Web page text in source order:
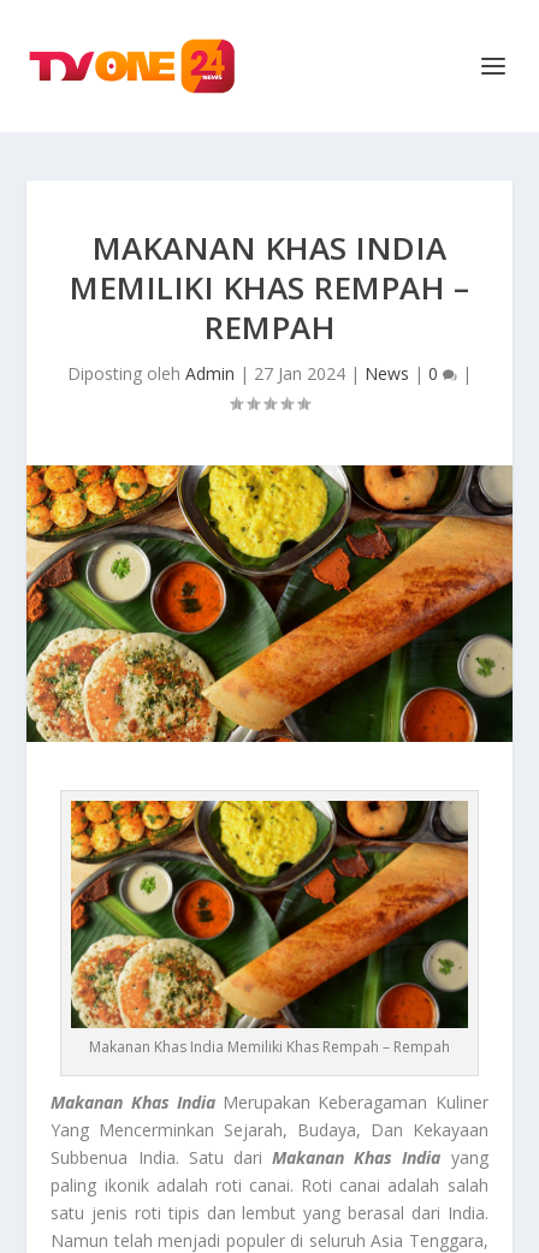
MAKANAN KHAS INDIA
MEMILIKI KHAS REMPAH –
REMPAH
Diposting oleh Admin | 27 Jan 2024 | News | 0 |
Makanan Khas India Memiliki Khas Rempah – Rempah
Makanan Khas IndiaMerupakan Keberagaman Kuliner
Yang Mencerminkan Sejarah, Budaya, Dan Kekayaan
Subbenua India. Satu dariMakanan Khas India yang
paling ikonik adalah roti canai. Roti canai adalah salah
satu jenis roti tipis dan lembut yang berasal dari India.
Namun telah menjadi populer di seluruh Asia Tenggara,